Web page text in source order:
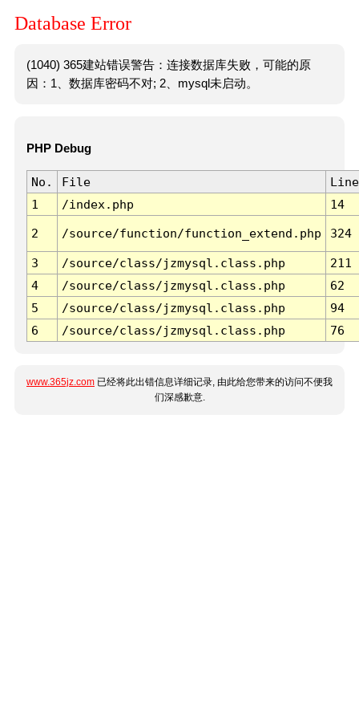
Database Error
(1040) 365建站错误警告：连接数据库失败，可能的原
因：1、数据库密码不对; 2、mysql未启动。
PHP Debug
No. File
Line
1
/index.php 14
2 /source/function/function_extend.php 324
3 /source/class/jzmysql.class.php
211
4
/source/class/jzmysql.class.php
62
5
/source/class/jzmysql.class.php
94
6
/source/class/jzmysql.class.php 76
www.365jz.com 已经将此出错信息详细记录, 由此给您带来的访问不便我
们深感歉意.